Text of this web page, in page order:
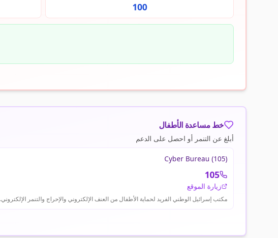
100
خط مساعدة الأطفال
أبلغ عن التنمر أو احصل على الدعم
Cyber Bureau (105)
105
زيارة الموقع
مكتب إسرائيل الوطني الفريد لحماية الأطفال من العنف الإلكتروني والإحراج والتنمر الإلكتروني.